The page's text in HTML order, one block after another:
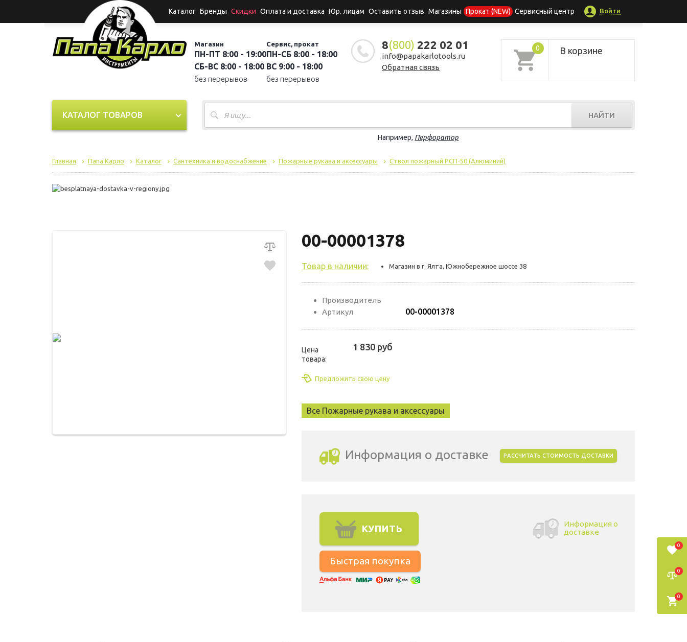
Каталог Бренды Скидки Оплата и доставка Юр. лицам Оставить отзыв Магазины Прокат (NEW) Сервисный центр Войти
Магазин
ПН-ПТ 8:00 - 19:00
СБ-ВС 8:00 - 18:00
без перерывов
Сервис, прокат
ПН-СБ 8:00 - 18:00
ВС 9:00 - 18:00
без перерывов
8(800) 222 02 01
info@papakarlotools.ru
Обратная связь
0 В корзине
НАЙТИ
Например, Перфоратор
КАТАЛОГ ТОВАРОВ
Главная Папа Карло Каталог Сантехника и водоснабжение Пожарные рукава и аксессуары Ствол пожарный РСП-50 (Алюминий)
00-00001378
Товар в наличии: Магазин в г. Ялта, Южнобережное шоссе 38
Производитель
Артикул
00-00001378
Цена
товара:
1 830 руб
Предложить свою цену
Все Пожарные рукава и аксессуары
Информация о доставке РАССЧИТАТЬ СТОИМОСТЬ ДОСТАВКИ
КУПИТЬ
Информация о
доставке
0
0
0